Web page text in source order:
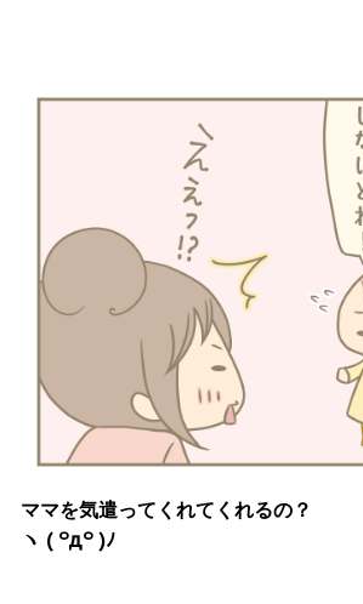
ママを気遣ってくれてくれるの？
ヽ ( ꒪д꒪ )ﾉ